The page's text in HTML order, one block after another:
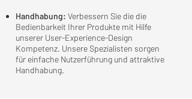
Handhabung: Verbessern Sie die die
Bedienbarkeit Ihrer Produkte mit Hilfe
unserer User-Experience-Design
Kompetenz. Unsere Spezialisten sorgen
für einfache Nutzerführung und attraktive
Handhabung.